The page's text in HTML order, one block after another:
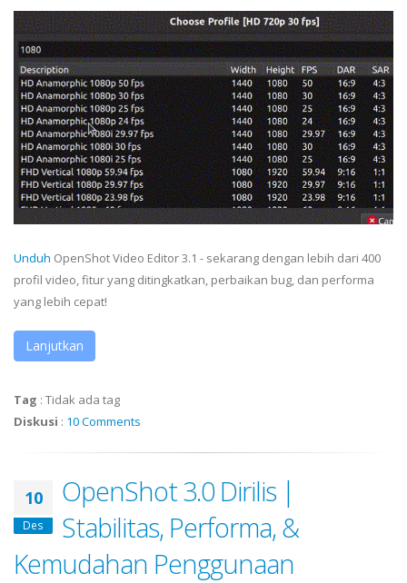
Unduh OpenShot Video Editor 3.1 - sekarang dengan lebih dari 400
profil video, fitur yang ditingkatkan, perbaikan bug, dan performa
yang lebih cepat!
Lanjutkan
Tag : Tidak ada tag
Diskusi : 10 Comments
10
Des
OpenShot 3.0 Dirilis |
Stabilitas, Performa, &
Kemudahan Penggunaan